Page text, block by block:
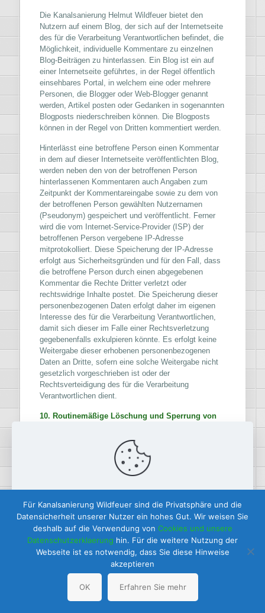
Die Kanalsanierung Helmut Wildfeuer bietet den
Nutzern auf einem Blog, der sich auf der Internetseite
des für die Verarbeitung Verantwortlichen befindet, die
Möglichkeit, individuelle Kommentare zu einzelnen
Blog-Beiträgen zu hinterlassen. Ein Blog ist ein auf
einer Internetseite geführtes, in der Regel öffentlich
einsehbares Portal, in welchem eine oder mehrere
Personen, die Blogger oder Web-Blogger genannt
werden, Artikel posten oder Gedanken in sogenannten
Blogposts niederschreiben können. Die Blogposts
können in der Regel von Dritten kommentiert werden.
Hinterlässt eine betroffene Person einen Kommentar
in dem auf dieser Internetseite veröffentlichten Blog,
werden neben den von der betroffenen Person
hinterlassenen Kommentaren auch Angaben zum
Zeitpunkt der Kommentareingabe sowie zu dem von
der betroffenen Person gewählten Nutzernamen
(Pseudonym) gespeichert und veröffentlicht. Ferner
wird die vom Internet-Service-Provider (ISP) der
betroffenen Person vergebene IP-Adresse
mitprotokolliert. Diese Speicherung der IP-Adresse
erfolgt aus Sicherheitsgründen und für den Fall, dass
die betroffene Person durch einen abgegebenen
Kommentar die Rechte Dritter verletzt oder
rechtswidrige Inhalte postet. Die Speicherung dieser
personenbezogenen Daten erfolgt daher im eigenen
Interesse des für die Verarbeitung Verantwortlichen,
damit sich dieser im Falle einer Rechtsverletzung
gegebenenfalls exkulpieren könnte. Es erfolgt keine
Weitergabe dieser erhobenen personenbezogenen
Daten an Dritte, sofern eine solche Weitergabe nicht
gesetzlich vorgeschrieben ist oder der
Rechtsverteidigung des für die Verarbeitung
Verantwortlichen dient.
10. Routinemäßige Löschung und Sperrung von
Der für die Verarbeitung Verantwortliche verarbeitet
und speichert personenbezogene Daten der
betroffenen Person nur für den Zeitraum, der zur
oder sofern dies durch den Europäischen Richtlinien-
und Verordnungsgeber oder einen anderen
Gesetzgeber in Gesetzen oder Vorschriften, welchen
der für die Verarbeitung Verantwortliche unterliegt,
vorgesehen wurde.
Entfällt der Speicherungszweck oder läuft eine vom
Europäischen Richtlinien- und Verordnungsgeber oder
vorgeschriebene Speicherfrist ab, werden die
personenbezogenen Daten routinemäßig und
verbessern. Durch die Nutzung dieser Website erklären Sie
sich mit unseremDatenschutzeinverstanden.
Read more
Accept all
Für Kanalsanierung Wildfeuer sind die Privatsphäre und die
Datensicherheit unserer Nutzer ein hohes Gut. Wir weisen Sie
deshalb auf die Verwendung von Cookies und unsere
Datenschutzerklaerung hin. Für die weitere Nutzung der
Webseite ist es notwendig, dass Sie diese Hinweise
akzeptieren
OK Erfahren Sie mehr